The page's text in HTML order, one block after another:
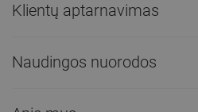
Klientų aptarnavimas
Naudingos nuorodos